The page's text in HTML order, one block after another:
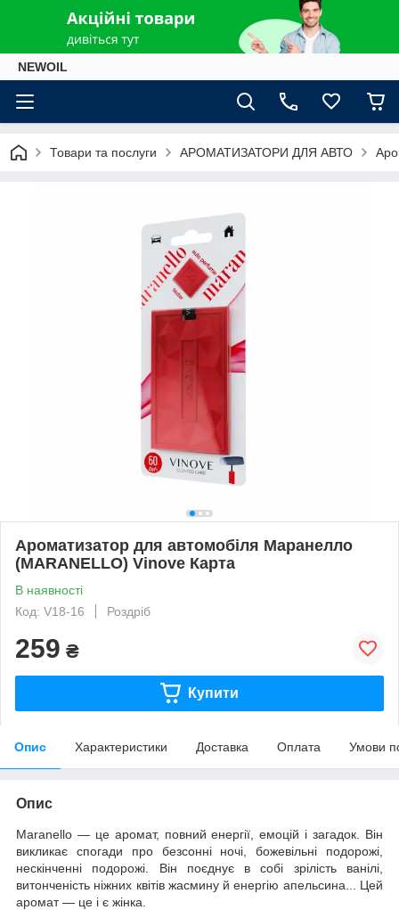
NEWOIL
Товари та послуги АРОМАТИЗАТОРИ ДЛЯ АВТО
Ароматизатор для автомобіля Маранелло
(MARANELLO) Vinove Карта
В наявності
Код: V18-16
Роздріб
259 ₴
Купити
Опис Характеристики Доставка Оплата Умови
Опис
Maranello — це аромат, повний енергії, емоцій і загадок. Він
викликає спогади про безсонні ночі, божевільні подорожі,
нескінченні подорожі. Він поєднує в собі зрілість ванілі,
витонченість ніжних квітів жасмину й енергію апельсина... Цей
аромат — це і є жінка.